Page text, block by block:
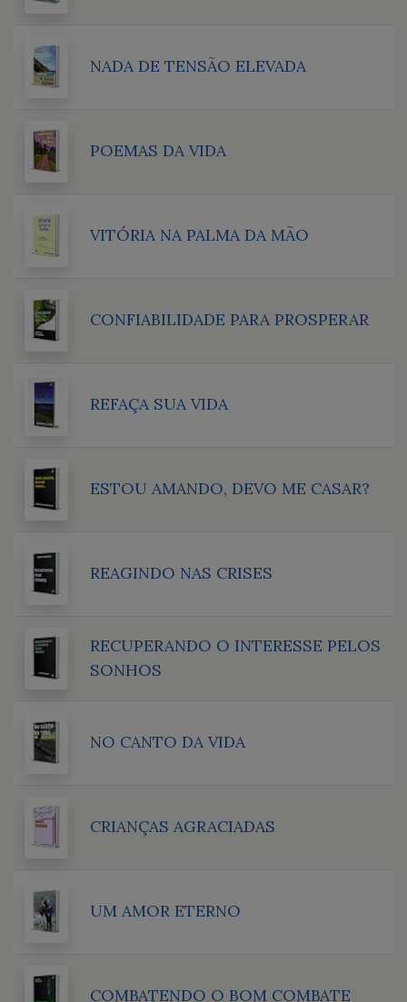
NADA DE TENSÃO ELEVADA
POEMAS DA VIDA
VITÓRIA NA PALMA DA MÃO
CONFIABILIDADE PARA PROSPERAR
REFAÇA SUA VIDA
ESTOU AMANDO, DEVO ME CASAR?
REAGINDO NAS CRISES
RECUPERANDO O INTERESSE PELOS
SONHOS
NO CANTO DA VIDA
CRIANÇAS AGRACIADAS
UM AMOR ETERNO
COMBATENDO O BOM COMBATE